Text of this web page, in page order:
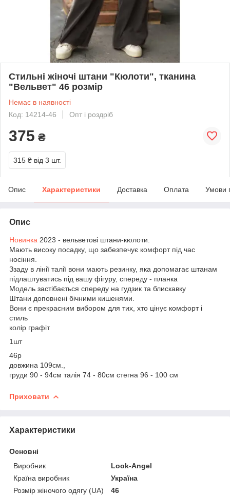
Стильні жіночі штани "Кюлоти", тканина
"Вельвет" 46 розмір
Немає в наявності
Код: 14214-46
Опт і роздріб
375 ₴
315 ₴ від 3 шт.
Опис Характеристики Доставка Оплата Умови
Опис
Новинка 2023 - вельветові штани-кюлоти.
Мають високу посадку, що забезпечує комфорт під час
носіння.
Ззаду в лінії талії вони мають резинку, яка допомагає штанам
підлаштуватись під вашу фігуру, спереду - планка
Модель застібається спереду на гудзик та блискавку
Штани доповнені бічними кишенями.
Вони є прекрасним вибором для тих, хто цінує комфорт і
стиль
колір графіт
1шт
46р
довжина 109см.,
груди 90 - 94см талія 74 - 80см стегна 96 - 100 см
Приховати
Характеристики
Основні
Виробник
Look-Angel
Країна виробник
Україна
Розмір жіночого одягу (UA)
46